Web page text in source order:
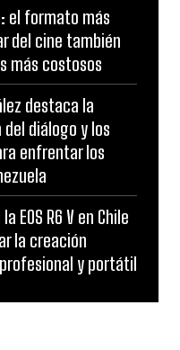
el formato más
del cine también
más costosos
destaca la
diálogo y los
enfrentar los
EOS R6 V en Chile
la creación
y portátil